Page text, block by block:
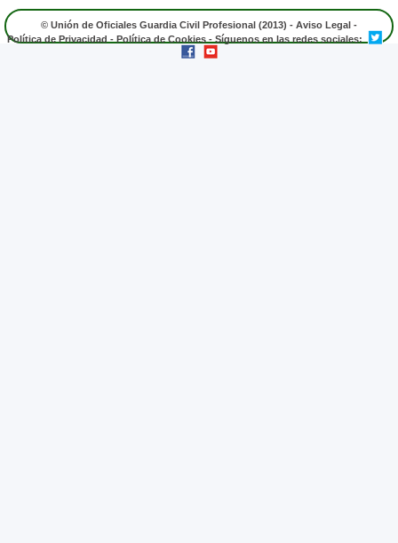
© Unión de Oficiales Guardia Civil Profesional (2013) - Aviso Legal -
Política de Privacidad-Política de Cookies- Síguenos en las redes sociales: